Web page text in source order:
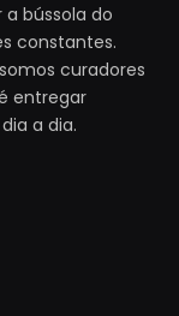
bússola do
constantes.
curadores
entregar
a dia.